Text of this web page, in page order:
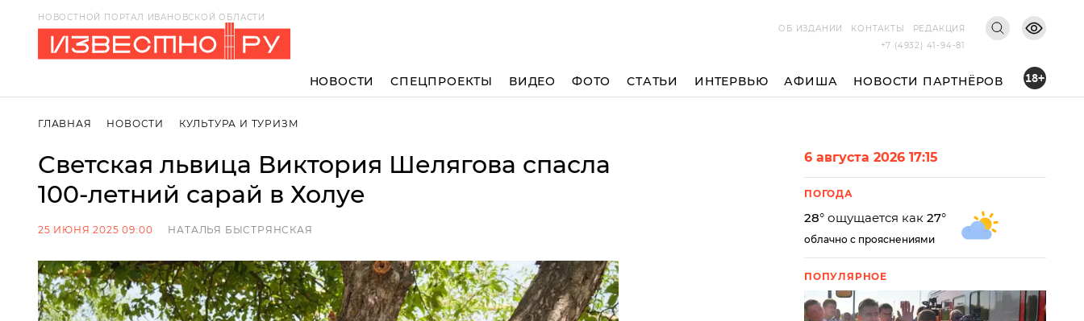
НОВОСТНОЙ ПОРТАЛ ИВАНОВСКОЙ ОБЛАСТИ
ОБ ИЗДАНИИ
КОНТАКТЫ
РЕДАКЦИЯ
+7 (4932) 41-94-81
НОВОСТИ СПЕЦПРОЕКТЫ ВИДЕО ФОТО СТАТЬИ ИНТЕРВЬЮ АФИША НОВОСТИ ПАРТНЁРОВ 18+
ГЛАВНАЯ НОВОСТИ КУЛЬТУРА И ТУРИЗМ
Светская львица Виктория Шелягова спасла
100-летний сарай в Холуе
25 ИЮНЯ 2025 09:00 НАТАЛЬЯ БЫСТРЯНСКАЯ
6 августа 2026 17:15
ПОГОДА
28° ощущается как 27°
облачно с прояснениями
ПОПУЛЯРНОЕ